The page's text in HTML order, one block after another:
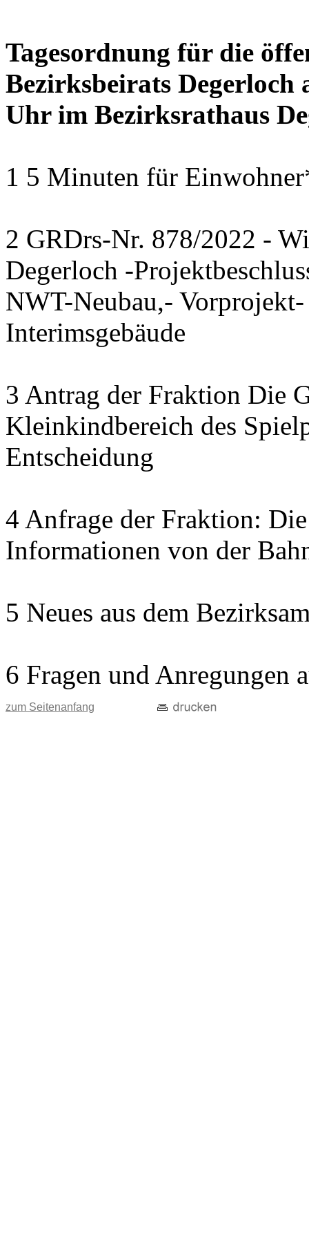
Tagesordnung für die
Bezirksbeirats Degerloch
Uhr im Bezirksrathaus
1 5 Minuten für
2 GRDrs-Nr. 878/2022 -
Degerloch -
NWT-Neubau,-
Interimsgebäude
3 Antrag der Fraktion Die
Kleinkindbereich des
Entscheidung
4 Anfrage der Fraktion:
Informationen von der
5 Neues aus dem
6 Fragen und Anregungen
zum Seitenanfang